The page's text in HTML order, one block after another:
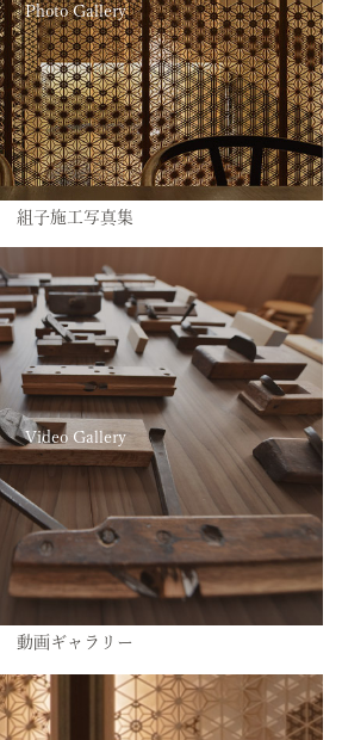
Photo Gallery
組子施工写真集
Video Gallery
動画ギャラリー